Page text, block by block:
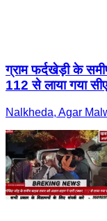
ग्राम फर्दखेड़ी के
112 से लाया गया
Nalkheda, Agar